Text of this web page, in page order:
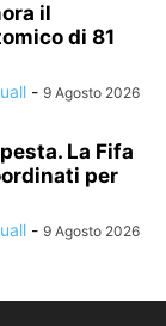
il
di 81
- 9 Agosto 2026
La Fifa
per
- 9 Agosto 2026